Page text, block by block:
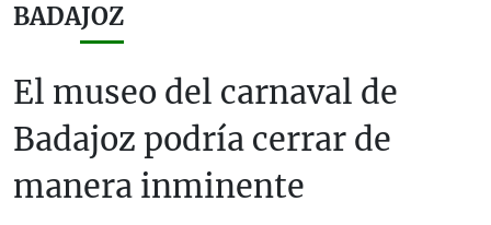
BADAJOZ
El museo del carnaval de
Badajoz podría cerrar de
manera inminente